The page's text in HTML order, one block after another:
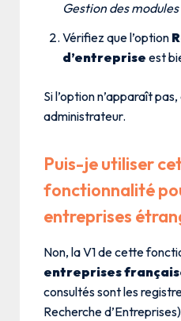
Gestion des
Vérifiez que l’option
d’entreprise est
Si l’option n’apparaît
administrateur.
Puis-je utiliser
fonctionnalité
entreprises
Non, la V1 de cette
entreprises
consultés sont les
Recherche